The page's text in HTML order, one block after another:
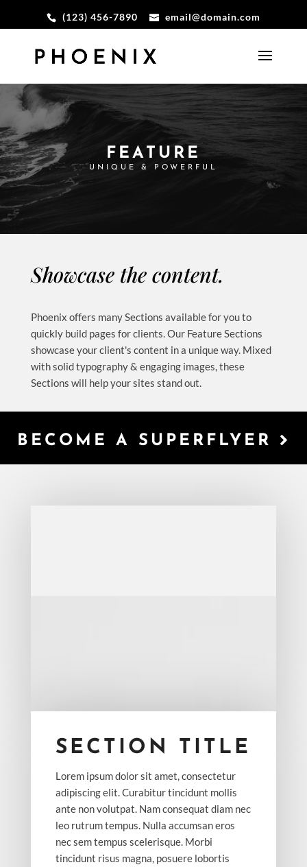
(123) 456-7890 email@domain.com
FEATURE
UNIQUE & POWERFUL
Showcase the content.
Phoenix offers many Sections available for you to
quickly build pages for clients. Our Feature Sections
showcase your client's content in a unique way. Mixed
with solid typography & engaging images, these
Sections will help your sites stand out.
BECOME A SUPERFLYER
SECTION TITLE
Lorem ipsum dolor sit amet, consectetur
adipiscing elit. Curabitur tincidunt mollis
ante non volutpat. Nam consequat diam nec
leo rutrum tempus. Nulla accumsan eros
nec sem tempus scelerisque. Morbi
tincidunt risus magna, posuere lobortis